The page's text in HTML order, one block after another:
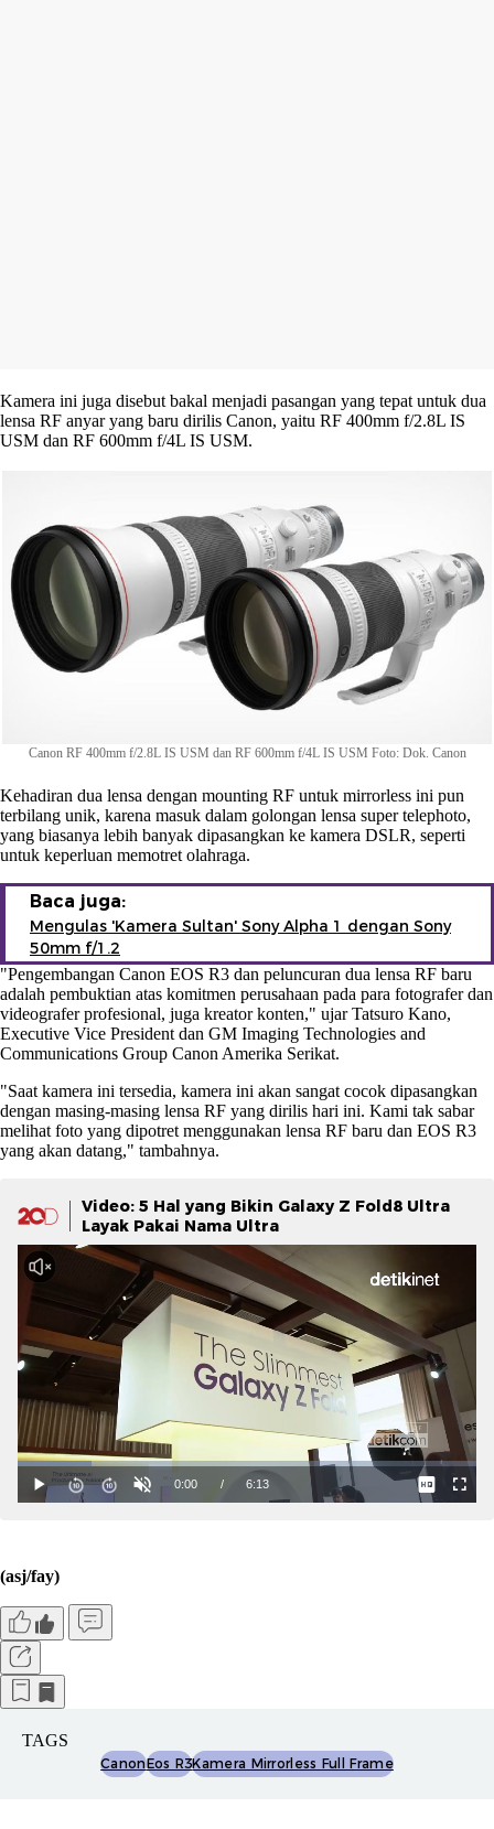
Kamera ini juga disebut bakal menjadi pasangan yang tepat untuk dua
lensa RF anyar yang baru dirilis Canon, yaitu RF 400mm f/2.8L IS
USM dan RF 600mm f/4L IS USM.
Canon RF 400mm f/2.8L IS USM dan RF 600mm f/4L IS USM Foto: Dok. Canon
Kehadiran dua lensa dengan mounting RF untuk mirrorless ini pun
terbilang unik, karena masuk dalam golongan lensa super telephoto,
yang biasanya lebih banyak dipasangkan ke kamera DSLR, seperti
untuk keperluan memotret olahraga.
Baca juga:
Mengulas 'Kamera Sultan' Sony Alpha 1 dengan Sony
50mm f/1.2
"Pengembangan Canon EOS R3 dan peluncuran dua lensa RF baru
adalah pembuktian atas komitmen perusahaan pada para fotografer dan
videografer profesional, juga kreator konten," ujar Tatsuro Kano,
Executive Vice President dan GM Imaging Technologies and
Communications Group Canon Amerika Serikat.
"Saat kamera ini tersedia, kamera ini akan sangat cocok dipasangkan
dengan masing-masing lensa RF yang dirilis hari ini. Kami tak sabar
melihat foto yang dipotret menggunakan lensa RF baru dan EOS R3
yang akan datang," tambahnya.
Video: 5 Hal yang Bikin Galaxy Z Fold8 Ultra
Layak Pakai Nama Ultra
(asj/fay)
TAGS
CanonEos R3Kamera Mirrorless Full Frame